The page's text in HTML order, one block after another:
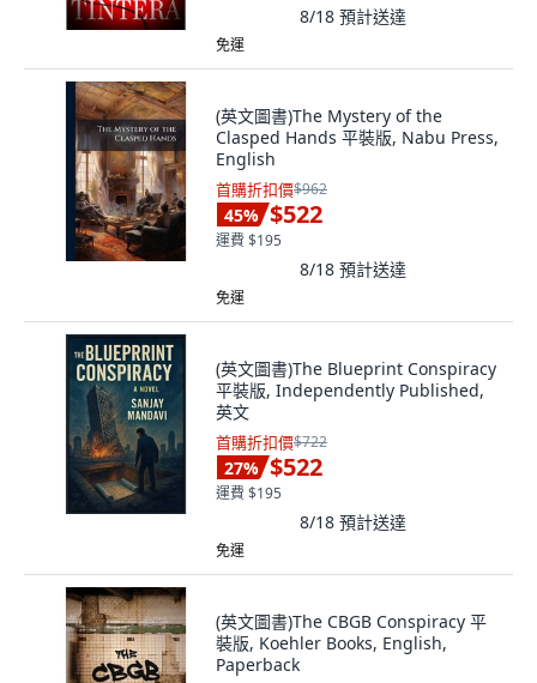
8/18 預計送達
免運
(英文圖書)The Mystery of the
Clasped Hands 平裝版, Nabu Press,
English
首購折扣價$962
45% $522
運費 $195
8/18 預計送達
免運
(英文圖書)The Blueprint Conspiracy
平裝版, Independently Published,
英文
首購折扣價$722
27% $522
運費 $195
8/18 預計送達
免運
(英文圖書)The CBGB Conspiracy 平
裝版, Koehler Books, English,
Paperback